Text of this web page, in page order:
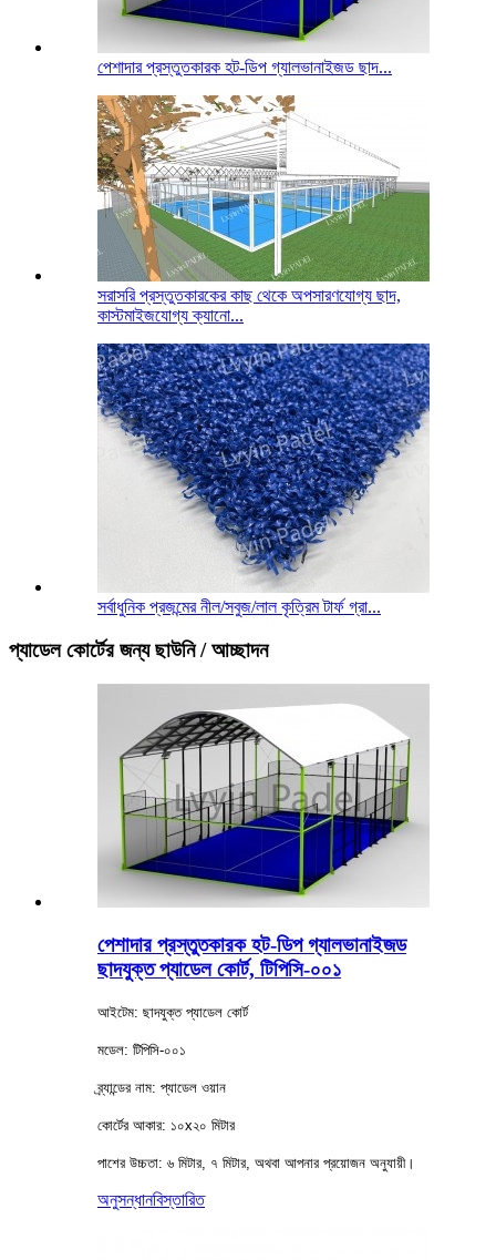
পেশাদার প্রস্তুতকারক হট-ডিপ গ্যালভানাইজড ছাদ...
সরাসরি প্রস্তুতকারকের কাছ থেকে অপসারণযোগ্য ছাদ,
কাস্টমাইজযোগ্য ক্যানো...
সর্বাধুনিক প্রজন্মের নীল/সবুজ/লাল কৃত্রিম টার্ফ গ্রা...
প্যাডেল কোর্টের জন্য ছাউনি / আচ্ছাদন
পেশাদার প্রস্তুতকারক হট-ডিপ গ্যালভানাইজড
ছাদযুক্ত প্যাডেল কোর্ট, টিপিসি-০০১
আইটেম: ছাদযুক্ত প্যাডেল কোর্ট
মডেল: টিপিসি-০০১
ব্র্যান্ডের নাম: প্যাডেল ওয়ান
কোর্টের আকার: ১০x২০ মিটার
পাশের উচ্চতা: ৬ মিটার, ৭ মিটার, অথবা আপনার প্রয়োজন অনুযায়ী।
অনুসন্ধানবিস্তারিত